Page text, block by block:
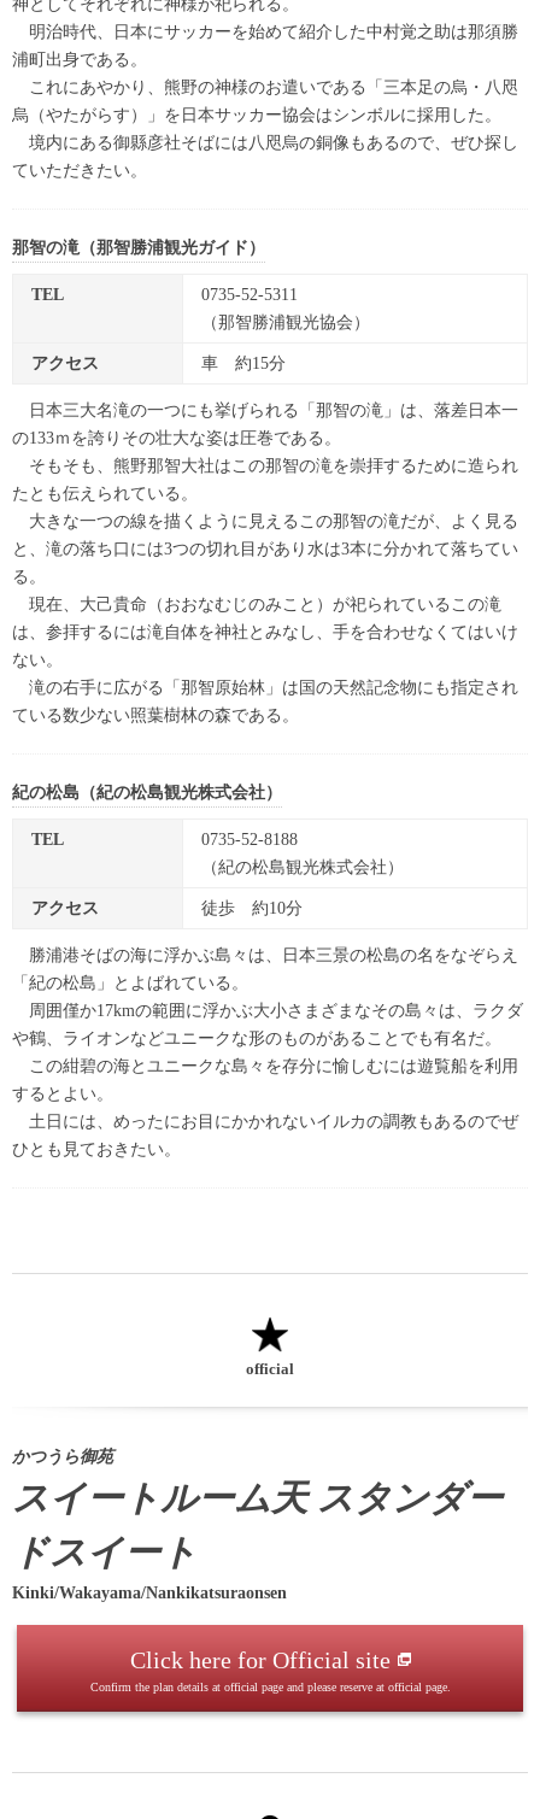
神としてそれぞれに神様が祀られる。
明治時代、日本にサッカーを始めて紹介した中村覚之助は那須勝
浦町出身である。
これにあやかり、熊野の神様のお遣いである「三本足の烏・八咫
烏（やたがらす）」を日本サッカー協会はシンボルに採用した。
境内にある御縣彦社そばには八咫烏の銅像もあるので、ぜひ探し
ていただきたい。
那智の滝（那智勝浦観光ガイド）
TEL
0735-52-5311
（那智勝浦観光協会）
アクセス 車 約15分
日本三大名滝の一つにも挙げられる「那智の滝」は、落差日本一
の133ｍを誇りその壮大な姿は圧巻である。
そもそも、熊野那智大社はこの那智の滝を崇拝するために造られ
たとも伝えられている。
大きな一つの線を描くように見えるこの那智の滝だが、よく見る
と、滝の落ち口には3つの切れ目があり水は3本に分かれて落ちてい
る。
現在、大己貴命（おおなむじのみこと）が祀られているこの滝
は、参拝するには滝自体を神社とみなし、手を合わせなくてはいけ
ない。
滝の右手に広がる「那智原始林」は国の天然記念物にも指定され
ている数少ない照葉樹林の森である。
紀の松島（紀の松島観光株式会社）
TEL
0735-52-8188
（紀の松島観光株式会社）
アクセス 徒歩 約10分
勝浦港そばの海に浮かぶ島々は、日本三景の松島の名をなぞらえ
「紀の松島」とよばれている。
周囲僅か17kmの範囲に浮かぶ大小さまざまなその島々は、ラクダ
や鶴、ライオンなどユニークな形のものがあることでも有名だ。
この紺碧の海とユニークな島々を存分に愉しむには遊覧船を利用
するとよい。
土日には、めったにお目にかかれないイルカの調教もあるのでぜ
ひとも見ておきたい。
official
かつうら御苑
スイートルーム天 スタンダー
ドスイート
Kinki/Wakayama/Nankikatsuraonsen
Click here for Official site
Confirm the plan details at official page and please reserve at official page.